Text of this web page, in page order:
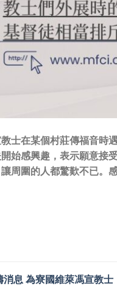
士在某個村莊傳福音時
始感興趣，表示願意接
周圍的人都驚歎不已。
消息 為寮國維萊馮宣教士